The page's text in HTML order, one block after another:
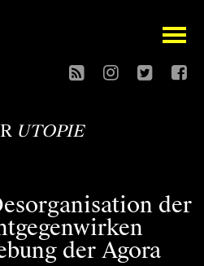
open
UTOPIE
der
der Agora